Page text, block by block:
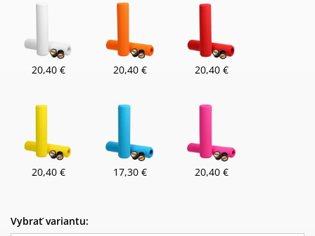
20,40 € 20,40 € 20,40 €
20,40 € 17,30 € 20,40 €
Vybrať variantu: